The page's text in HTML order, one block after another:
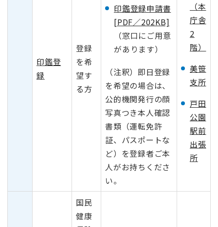
印鑑登
録
登録
を希
望す
る方
印鑑登録申請書
[PDF／202KB]
（窓口にご用意
があります）
（注釈）即日登録
を希望の場合は、
公的機関発行の顔
写真つき本人確認
書類（運転免許
証、パスポートな
ど）を登録者ご本
人がお持ちくださ
い。
（本
庁舎
2
階）
美笹
支所
戸田
公園
駅前
出張
所
国民
健康